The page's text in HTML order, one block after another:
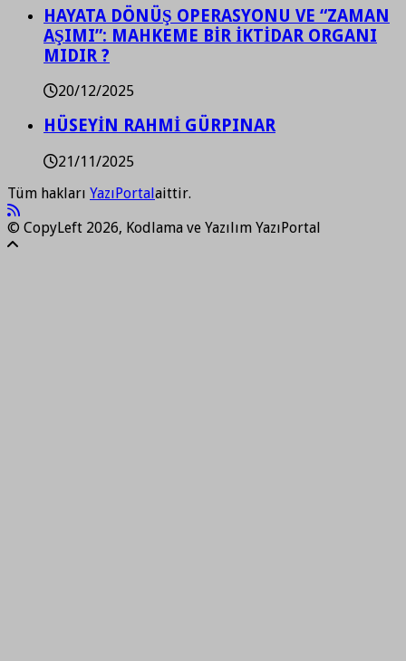
HAYATA DÖNÜŞ OPERASYONU VE “ZAMAN
AŞIMI”: MAHKEME BİR İKTİDAR ORGANI
MIDIR ?
20/12/2025
HÜSEYİN RAHMİ GÜRPINAR
21/11/2025
Tüm hakları YazıPortalaittir.
© CopyLeft 2026, Kodlama ve Yazılım YazıPortal